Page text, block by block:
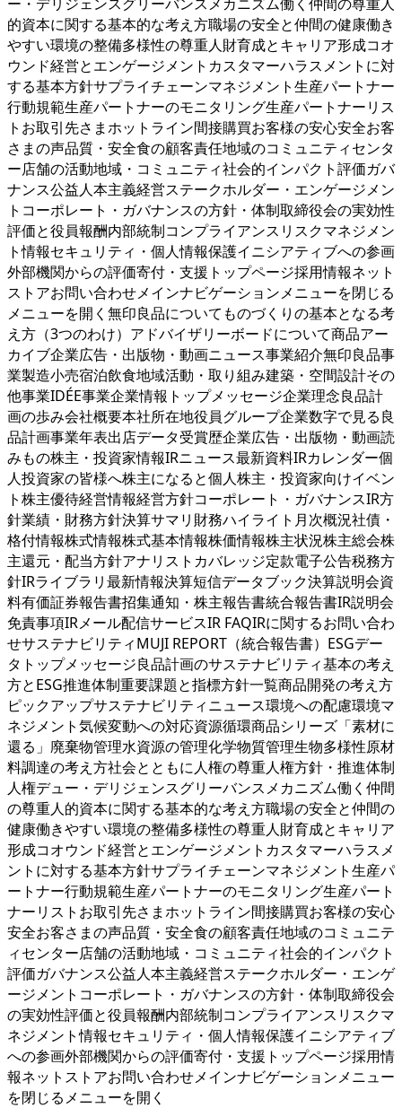
的資本に関する基本的な考え方職場の安全と仲間の健康働き
やすい環境の整備多様性の尊重人財育成とキャリア形成コオ
ウンド経営とエンゲージメントカスタマーハラスメントに対
する基本方針サプライチェーンマネジメント生産パートナー
行動規範生産パートナーのモニタリング生産パートナーリス
トお取引先さまホットライン間接購買お客様の安心安全お客
さまの声品質・安全食の顧客責任地域のコミュニティセンタ
ー店舗の活動地域・コミュニティ社会的インパクト評価ガバ
ナンス公益人本主義経営ステークホルダー・エンゲージメン
トコーポレート・ガバナンスの方針・体制取締役会の実効性
評価と役員報酬内部統制コンプライアンスリスクマネジメン
ト情報セキュリティ・個人情報保護イニシアティブへの参画
外部機関からの評価寄付・支援トップページ採用情報ネット
ストアお問い合わせメインナビゲーションメニューを閉じる
メニューを開く 無印良品についてものづくりの基本となる考
え方（3つのわけ）アドバイザリーボードについて商品アー
カイブ企業広告・出版物・動画ニュース事業紹介無印良品事
業製造小売宿泊飲食地域活動・取り組み建築・空間設計その
他事業IDÉE事業企業情報トップメッセージ企業理念良品計
画の歩み会社概要本社所在地役員グループ企業数字で見る良
品計画事業年表出店データ受賞歴企業広告・出版物・動画読
みもの株主・投資家情報IRニュース最新資料IRカレンダー個
人投資家の皆様へ株主になると個人株主・投資家向けイベン
ト株主優待経営情報経営方針コーポレート・ガバナンスIR方
針業績・財務方針決算サマリ財務ハイライト月次概況社債・
格付情報株式情報株式基本情報株価情報株主状況株主総会株
主還元・配当方針アナリストカバレッジ定款電子公告税務方
針IRライブラリ最新情報決算短信データブック決算説明会資
料有価証券報告書招集通知・株主報告書統合報告書IR説明会
免責事項IRメール配信サービスIR FAQIRに関するお問い合わ
せサステナビリティMUJI REPORT（統合報告書）ESGデー
タトップメッセージ良品計画のサステナビリティ基本の考え
方とESG推進体制重要課題と指標方針一覧商品開発の考え方
ピックアップサステナビリティニュース環境への配慮環境マ
ネジメント気候変動への対応資源循環商品シリーズ「素材に
還る」廃棄物管理水資源の管理化学物質管理生物多様性原材
料調達の考え方社会とともに人権の尊重人権方針・推進体制
人権デュー・デリジェンスグリーバンスメカニズム働く仲間
の尊重人的資本に関する基本的な考え方職場の安全と仲間の
健康働きやすい環境の整備多様性の尊重人財育成とキャリア
形成コオウンド経営とエンゲージメントカスタマーハラスメ
ントに対する基本方針サプライチェーンマネジメント生産パ
ートナー行動規範生産パートナーのモニタリング生産パート
ナーリストお取引先さまホットライン間接購買お客様の安心
安全お客さまの声品質・安全食の顧客責任地域のコミュニテ
ィセンター店舗の活動地域・コミュニティ社会的インパクト
評価ガバナンス公益人本主義経営ステークホルダー・エンゲ
ージメントコーポレート・ガバナンスの方針・体制取締役会
の実効性評価と役員報酬内部統制コンプライアンスリスクマ
ネジメント情報セキュリティ・個人情報保護イニシアティブ
への参画外部機関からの評価寄付・支援トップページ採用情
報ネットストアお問い合わせメインナビゲーションメニュー
を閉じるメニューを開く